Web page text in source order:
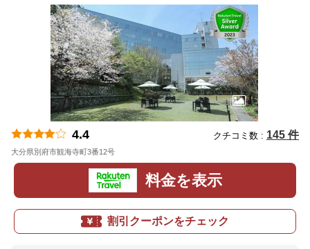
4.4 クチコミ数 : 145 件
大分県別府市観海寺町3番12号
料金を表示
割引クーポンをチェック